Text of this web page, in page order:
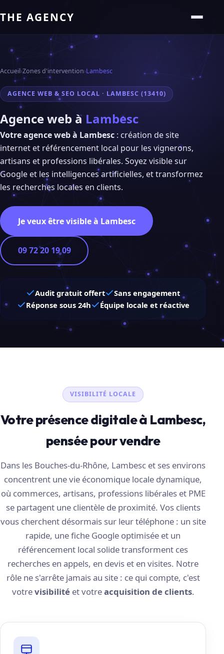
THE AGENCY
Accueil›Zones d'intervention›Lambesc
AGENCE WEB & SEO LOCAL · LAMBESC (13410)
Agence web à Lambesc
Votre agence web à Lambesc : création de site
internet et référencement local pour les vignerons,
artisans et professions libérales. Soyez visible sur
Google et les intelligences artificielles, et transformez
les recherches locales en clients.
Je veux être visible à Lambesc
09 72 20 19 09
Audit gratuit offert
Sans engagement
Réponse sous 24h
Équipe locale et réactive
VISIBILITÉ LOCALE
Votre présence digitale à Lambesc,
pensée pour vendre
Dans les Bouches-du-Rhône, Lambesc et ses environs
concentrent une vie économique locale dynamique,
où commerces, artisans, professions libérales et PME
se partagent une clientèle de proximité. Vos clients
vous cherchent désormais sur leur téléphone : un site
rapide, une fiche Google optimisée et un
référencement local solide transforment ces
recherches en appels, en devis et en visites. Notre
rôle ne s'arrête jamais au site : ce qui compte, c'est
votrevisibilitéet votreacquisition de clients.